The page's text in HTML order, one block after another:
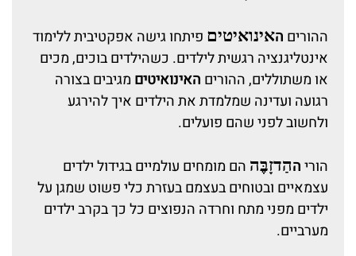
ההורים האינואיטים פיתחו גישה אפקטיבית ללימוד
אינטליגנציה רגשית לילדים. כשהילדים בוכים, מכים
או משתוללים, ההורים האינואיטים מגיבים בצורה
רגועה ועדינה שמלמדת את הילדים איך להירגע
ולחשוב לפני שהם פועלים.
הוריההַדזָבֶּה הם מומחים עולמיים בגידול ילדים
עצמאיים ובטוחים בעצמם בעזרת כלי פשוט שמגן על
ילדים מפני מתח וחרדה הנפוצים כל כך בקרב ילדים
מערביים.